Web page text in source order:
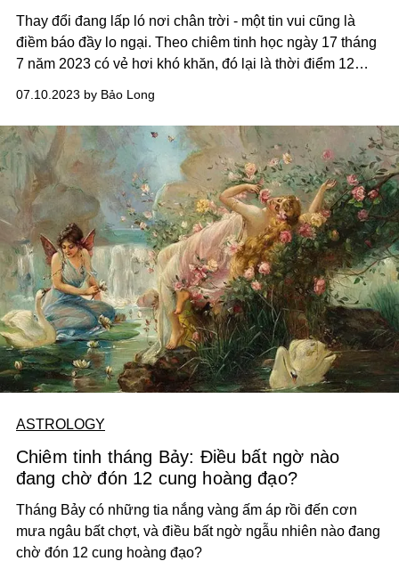
Thay đổi đang lấp ló nơi chân trời - một tin vui cũng là
điềm báo đầy lo ngại. Theo chiêm tinh học ngày 17 tháng
7 năm 2023 có vẻ hơi khó khăn, đó lại là thời điểm 12
trung vào những mục tiêu quan trọng, ưu tiên sự độc lập
cá nhân vì sự chuyển dịch của La Hầu - Kế Đô lần đầu
tiên kể từ tháng 1 năm 2022.
07.10.2023 by Bảo Long
ASTROLOGY
Chiêm tinh tháng Bảy: Điều bất ngờ nào
đang chờ đón 12 cung hoàng đạo?
Tháng Bảy có những tia nắng vàng ấm áp rồi đến cơn
mưa ngâu bất chợt, và điều bất ngờ ngẫu nhiên nào đang
chờ đón 12 cung hoàng đạo?